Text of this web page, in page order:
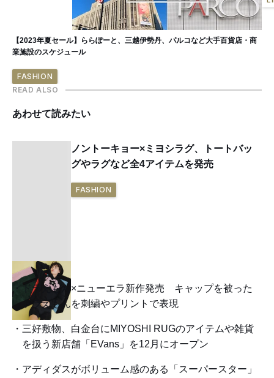
【2023年夏セール】ららぽーと、三越伊勢丹、パルコなど大手百貨店・商
業施設のスケジュール
FASHION
READ ALSO
あわせて読みたい
ノントーキョー×ミヨシラグ、トートバッ
グやラグなど全4アイテムを発売
FASHION
ドラえもん×ニューエラ新作発売 キャップを被った
ドラえもんを刺繍やプリントで表現
三好敷物、白金台にMIYOSHI RUGのアイテムや雑貨
を扱う新店舗「EVans」を12月にオープン
アディダスがボリューム感のある「スーパースター」